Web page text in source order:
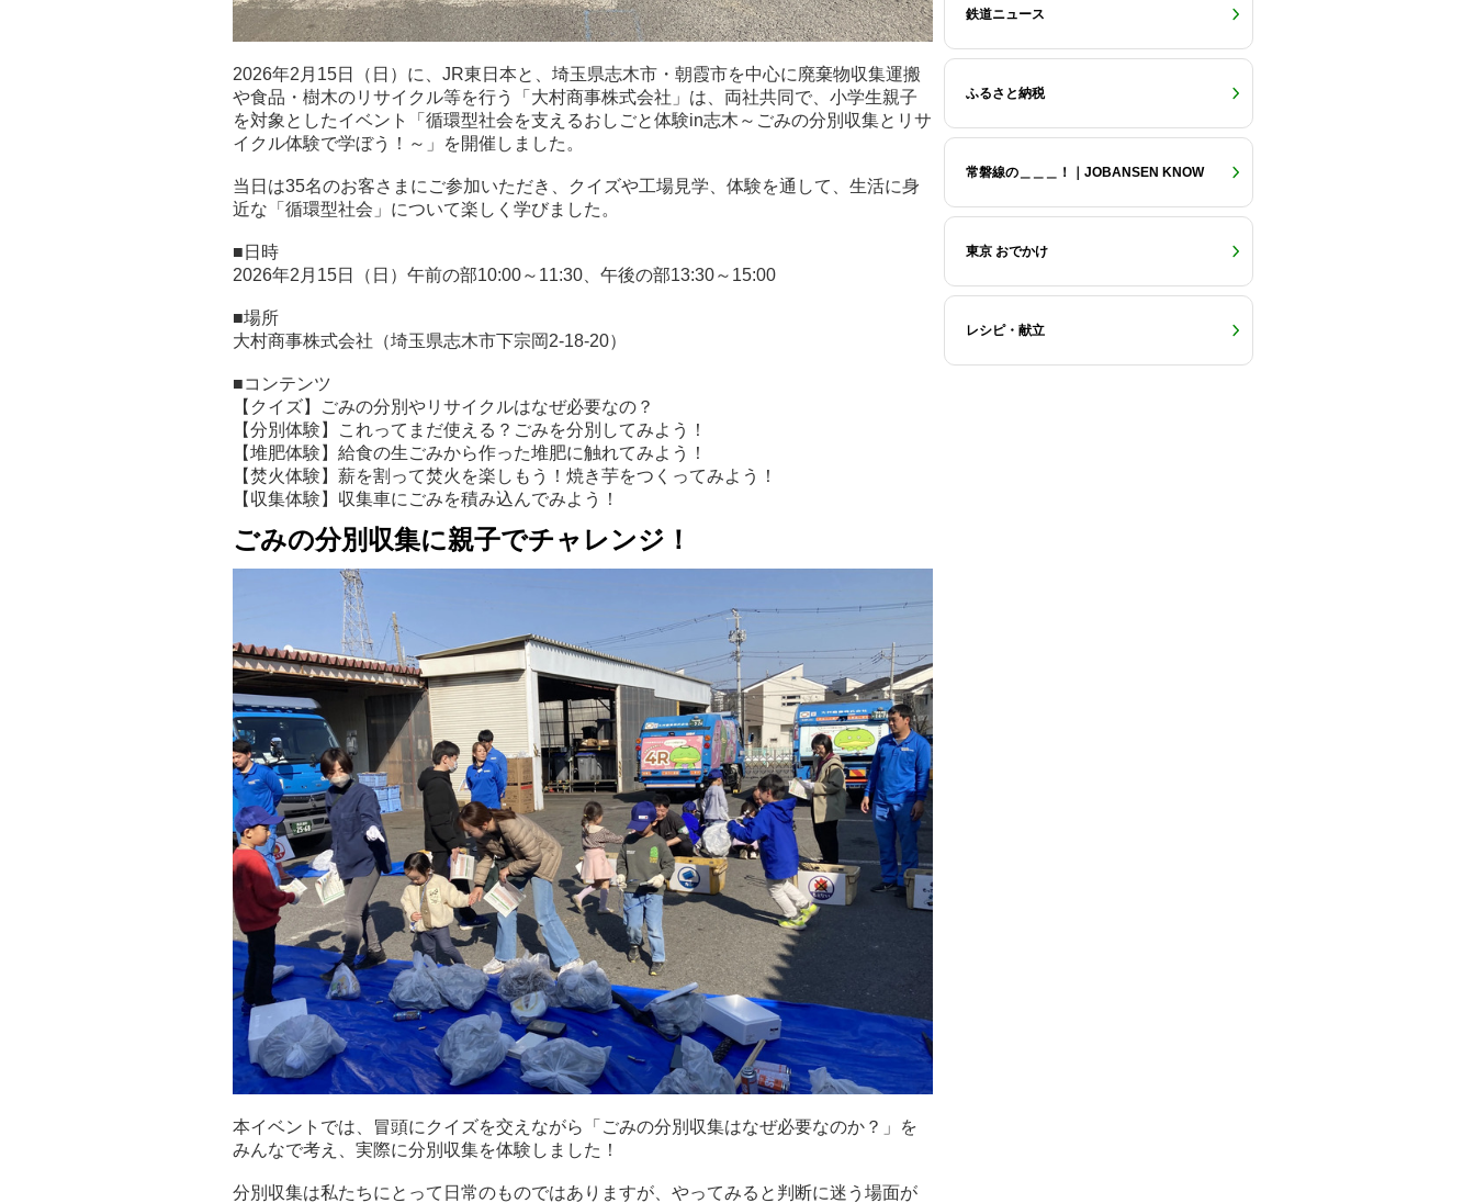
2026年2月15日（日）に、JR東日本と、埼玉県志木市・朝霞市を中心に廃棄物収集運搬
や食品・樹木のリサイクル等を行う「大村商事株式会社」は、両社共同で、小学生親子
を対象としたイベント「循環型社会を支えるおしごと体験in志木～ごみの分別収集とリサ
イクル体験で学ぼう！～」を開催しました。
当日は35名のお客さまにご参加いただき、クイズや工場見学、体験を通して、生活に身
近な「循環型社会」について楽しく学びました。
■日時
2026年2月15日（日）午前の部10:00～11:30、午後の部13:30～15:00
■場所
大村商事株式会社（埼玉県志木市下宗岡2-18-20）
■コンテンツ
【クイズ】ごみの分別やリサイクルはなぜ必要なの？
【分別体験】これってまだ使える？ごみを分別してみよう！
【堆肥体験】給食の生ごみから作った堆肥に触れてみよう！
【焚火体験】薪を割って焚火を楽しもう！焼き芋をつくってみよう！
【収集体験】収集車にごみを積み込んでみよう！
ごみの分別収集に親子でチャレンジ！
本イベントでは、冒頭にクイズを交えながら「ごみの分別収集はなぜ必要なのか？」を
みんなで考え、実際に分別収集を体験しました！
分別収集は私たちにとって日常のものではありますが、やってみると判断に迷う場面が
鉄道ニュース
ふるさと納税
常磐線の＿＿＿！｜JOBANSEN KNOW
東京 おでかけ
レシピ・献立